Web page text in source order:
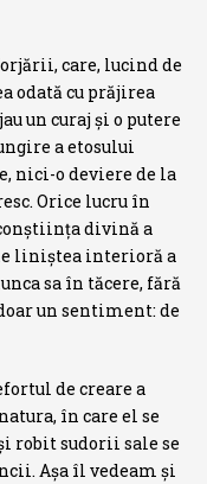
care, lucind de
odată cu prăjirea
un curaj şi o putere
a etosului
nici-o deviere de la
Orice lucru în
divină a
liniştea interioră a
sa în tăcere, fără
un sentiment: de
de cre­are a
în care el se
robit sudorii sale se
Aşa îl vedeam şi